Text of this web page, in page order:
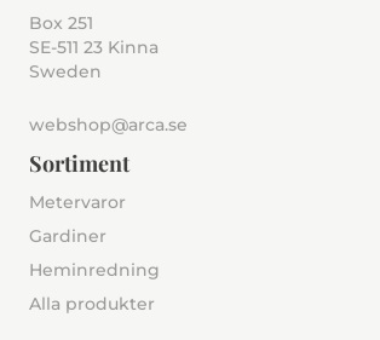
Box 251
SE-511 23 Kinna
Sweden
webshop@arca.se
Sortiment
Metervaror
Gardiner
Heminredning
Alla produkter